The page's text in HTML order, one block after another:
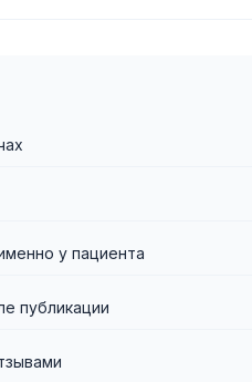
у пациента
публикации